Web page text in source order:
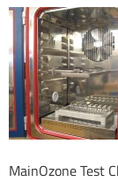
MainOzone Test